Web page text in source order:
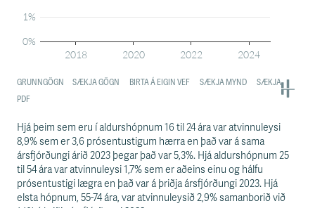
Hjá þeim sem eru í aldurshópnum 16 til 24 ára var atvinnuleysi
8,9% sem er 3,6 prósentustigum hærra en það var á sama
ársfjórðungi árið 2023 þegar það var 5,3%. Hjá aldurshópnum 25
til 54 ára var atvinnuleysi 1,7% sem er aðeins einu og hálfu
prósentustigi lægra en það var á þriðja ársfjórðungi 2023. Hjá
elsta hópnum, 55-74 ára, var atvinnuleysið 2,9% samanborið við